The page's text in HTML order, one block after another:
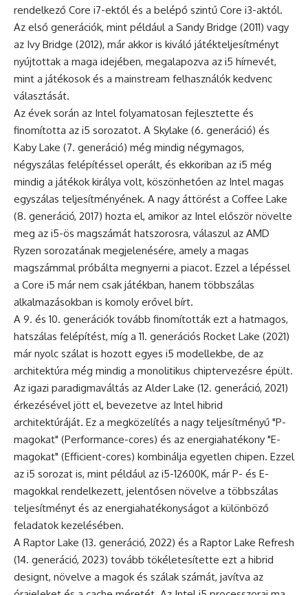
rendelkező Core i7-ektől és a belépő szintű Core i3-aktól.
Az első generációk, mint például a Sandy Bridge (2011) vagy
az Ivy Bridge (2012), már akkor is kiváló játékteljesítményt
nyújtottak a maga idejében, megalapozva az i5 hírnevét,
mint a játékosok és a mainstream felhasználók kedvenc
választását.
Az évek során az Intel folyamatosan fejlesztette és
finomította az i5 sorozatot. A Skylake (6. generáció) és
Kaby Lake (7. generáció) még mindig négymagos,
négyszálas felépítéssel operált, és ekkoriban az i5 még
mindig a játékok királya volt, köszönhetően az Intel magas
egyszálas teljesítményének. A nagy áttörést a Coffee Lake
(8. generáció, 2017) hozta el, amikor az Intel először növelte
meg az i5-ös magszámát hatszorosra, válaszul az AMD
Ryzen sorozatának megjelenésére, amely a magas
magszámmal próbálta megnyerni a piacot. Ezzel a lépéssel
a Core i5 már nem csak játékban, hanem többszálas
alkalmazásokban is komoly erővel bírt.
A 9. és 10. generációk tovább finomították ezt a hatmagos,
hatszálas felépítést, míg a 11. generációs Rocket Lake (2021)
már nyolc szálat is hozott egyes i5 modellekbe, de az
architektúra még mindig a monolitikus chiptervezésre épült.
Az igazi paradigmaváltás az Alder Lake (12. generáció, 2021)
érkezésével jött el, bevezetve az Intel hibrid
architektúráját. Ez a megközelítés a nagy teljesítményű "P-
magokat" (Performance-cores) és az energiahatékony "E-
magokat" (Efficient-cores) kombinálja egyetlen chipen. Ezzel
az i5 sorozat is, mint például az i5-12600K, már P- és E-
magokkal rendelkezett, jelentősen növelve a többszálas
teljesítményt és az energiahatékonyságot a különböző
feladatok kezelésében.
A Raptor Lake (13. generáció, 2022) és a Raptor Lake Refresh
(14. generáció, 2023) tovább tökéletesítette ezt a hibrid
designt, növelve a magok és szálak számát, javítva az